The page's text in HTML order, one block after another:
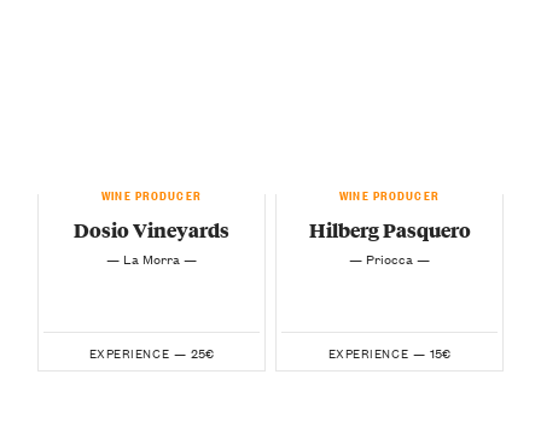
WINE PRODUCER
Dosio Vineyards
— La Morra —
EXPERIENCE — 25€
WINE PRODUCER
Hilberg Pasquero
— Priocca —
EXPERIENCE — 15€